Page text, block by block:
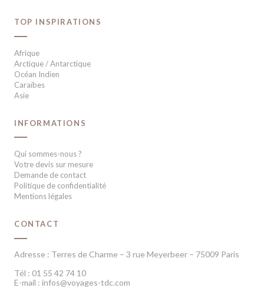
TOP INSPIRATIONS
Afrique
Arctique / Antarctique
Océan Indien
Caraïbes
Asie
INFORMATIONS
Qui sommes-nous ?
Votre devis sur mesure
Demande de contact
Politique de confidentialité
Mentions légales
CONTACT
Adresse : Terres de Charme – 3 rue Meyerbeer – 75009 Paris
Tél : 01 55 42 74 10
E-mail : infos@voyages-tdc.com